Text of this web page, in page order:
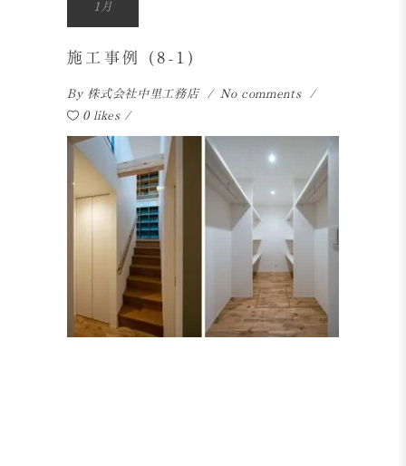
1月
施工事例 (8-1)
By 株式会社中里工務店
No comments
0 likes